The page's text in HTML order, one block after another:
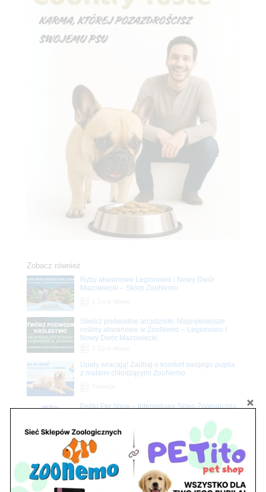
Zobacz również
Ryby akwariowe Legionowo i Nowy Dwór
Mazowiecki – Sklep ZooNemo
Stwórz podwodne arcydzieło: Najpiękniejsze
rośliny akwariowe w ZooNemo – Legionowo i
Nowy Dwór Mazowiecki
Upały wracają! Zadbaj o komfort swojego pupila
z matami chłodzącymi ZooNemo
Z Życia Sklepu
Petito Pet Shop – Internetowy Sklep Zoologiczny
Znajdź nas
Adres